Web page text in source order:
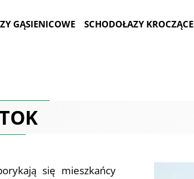
GĄSIENICOWE SCHODOŁAZY KROCZĄCE
się mieszkańcy